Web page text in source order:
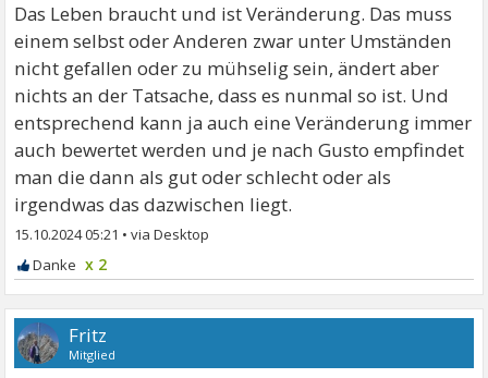
Das Leben braucht und ist Veränderung. Das muss
einem selbst oder Anderen zwar unter Umständen
nicht gefallen oder zu mühselig sein, ändert aber
nichts an der Tatsache, dass es nunmal so ist. Und
entsprechend kann ja auch eine Veränderung immer
auch bewertet werden und je nach Gusto empfindet
man die dann als gut oder schlecht oder als
irgendwas das dazwischen liegt.
15.10.2024 05:21 •
x 2
Fritz
Mitglied